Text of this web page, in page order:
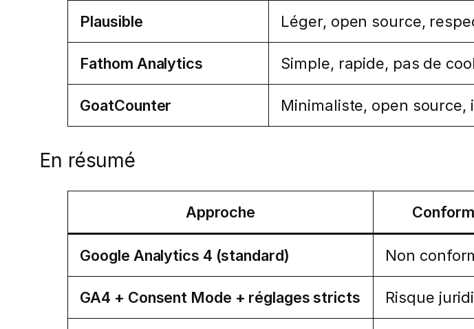
Plausible Léger, open source,
Fathom Analytics Simple, rapide, pas de
GoatCounter Minimaliste, open
En résumé
Approche
Google Analytics 4 (standard) Non
GA4 + Consent Mode + réglages stricts Risque